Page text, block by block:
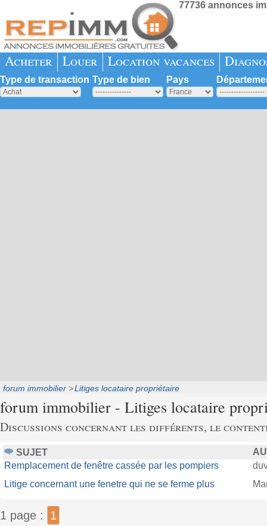
77736 annonces
Acheter Louer Location vacances
Type de transaction Type de bien Pays
forum immobilier Litiges locataire propriétaire
forum immobilier - Litiges locataire
Discussions concernant les différents, le
SUJET
Remplacement de fenêtre cassée par les pompiers
Litige concernant une fenetre qui ne se ferme plus
1 page : 1